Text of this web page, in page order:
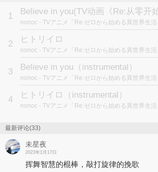
该单曲碟同时也收录了nonoc作词，fu_mou作编
ロ》。
ASIN：B08NW5WDLG
1 Believe in you(TV动画《Re:从零开始的异世界生活 第
nonoc - TVアニメ「Re:ゼロから始める異世界生活」2nd season 後期エンディングテーマ
2 ヒトリイロ
nonoc - TVアニメ「Re:ゼロから始める異世界生活」2nd season 後期エンディングテーマ
3 Believe in you（instrumental）
nonoc - TVアニメ「Re:ゼロから始める異世界生活」2nd season 後期エンディングテーマ
4 ヒトリイロ（instrumental）
nonoc - TVアニメ「Re:ゼロから始める異世界生活」2nd season 後期エンディングテーマ
最新评论(33)
未星夜
2023年1月17日
挥舞智慧的棍棒，敲打旋律的挽歌